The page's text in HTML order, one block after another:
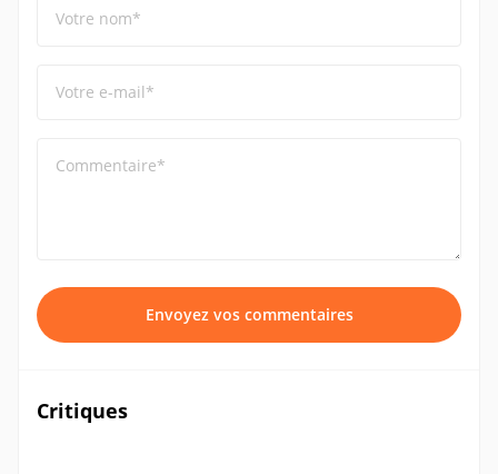
Votre nom*
Votre e-mail*
Commentaire*
Envoyez vos commentaires
Critiques